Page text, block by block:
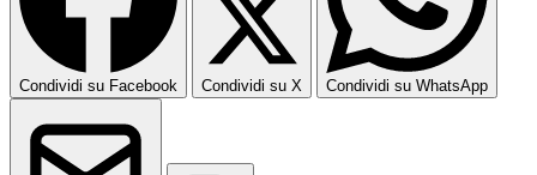
Condividi su Facebook Condividi su X Condividi su WhatsApp